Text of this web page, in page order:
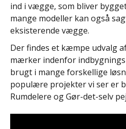
ind i vægge, som bliver
mange modeller kan også
eksisterende vægge.
Der findes et kæmpe udvalg
mærker indenfor
brugt i mange forskellige
populære projekter vi ser er
Rumdelere og Gør-det-selv